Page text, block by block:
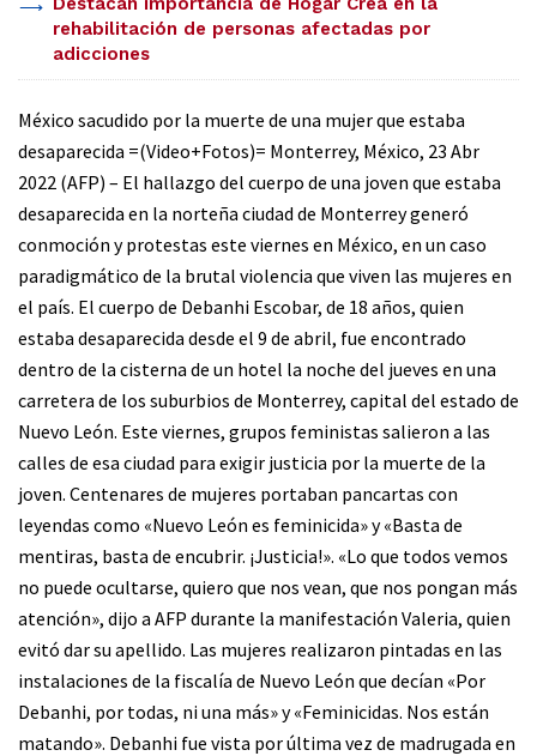
rehabilitación de personas afectadas por
adicciones
México sacudido por la muerte de una mujer que estaba
desaparecida =(Video+Fotos)= Monterrey, México, 23 Abr
2022 (AFP) – El hallazgo del cuerpo de una joven que estaba
desaparecida en la norteña ciudad de Monterrey generó
conmoción y protestas este viernes en México, en un caso
paradigmático de la brutal violencia que viven las mujeres en
el país. El cuerpo de Debanhi Escobar, de 18 años, quien
estaba desaparecida desde el 9 de abril, fue encontrado
dentro de la cisterna de un hotel la noche del jueves en una
carretera de los suburbios de Monterrey, capital del estado de
Nuevo León. Este viernes, grupos feministas salieron a las
calles de esa ciudad para exigir justicia por la muerte de la
joven. Centenares de mujeres portaban pancartas con
leyendas como «Nuevo León es feminicida» y «Basta de
mentiras, basta de encubrir. ¡Justicia!». «Lo que todos vemos
no puede ocultarse, quiero que nos vean, que nos pongan más
atención», dijo a AFP durante la manifestación Valeria, quien
evitó dar su apellido. Las mujeres realizaron pintadas en las
instalaciones de la fiscalía de Nuevo León que decían «Por
Debanhi, por todas, ni una más» y «Feminicidas. Nos están
matando». Debanhi fue vista por última vez de madrugada en